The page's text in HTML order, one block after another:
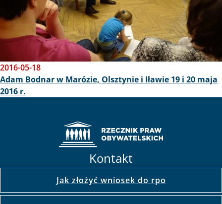
2016-05-18
Adam Bodnar w Marózie, Olsztynie i Iławie 19 i 20 maja
2016 r.
Kontakt
Jak złożyć wniosek do rpo